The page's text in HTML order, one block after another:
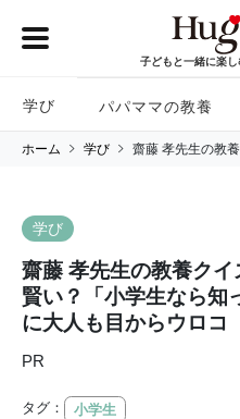
子どもと一緒に楽し
学び パパママの教養
ホーム 学び 齋藤 孝先生の教
学び
齋藤 孝先生の教養ク
賢い？「小学生なら知
に大人も目からウロコ
PR
タグ： 小学生